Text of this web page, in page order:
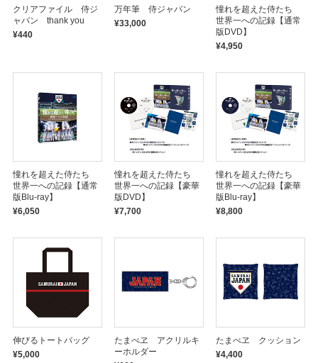
クリアファイル 侍ジ
ャパン thank you
¥440
万年筆 侍ジャパン
¥33,000
憧れを超えた侍たち
世界一への記録【通常
版DVD】
¥4,950
憧れを超えた侍たち
世界一への記録【通常
版Blu-ray】
¥6,050
憧れを超えた侍たち
世界一への記録【豪華
版DVD】
¥7,700
憧れを超えた侍たち
世界一への記録【豪華
版Blu-ray】
¥8,800
伸びるトートバッグ
¥5,000
たまべヱ アクリルキ
ーホルダー
たまべヱ クッション
¥4,400